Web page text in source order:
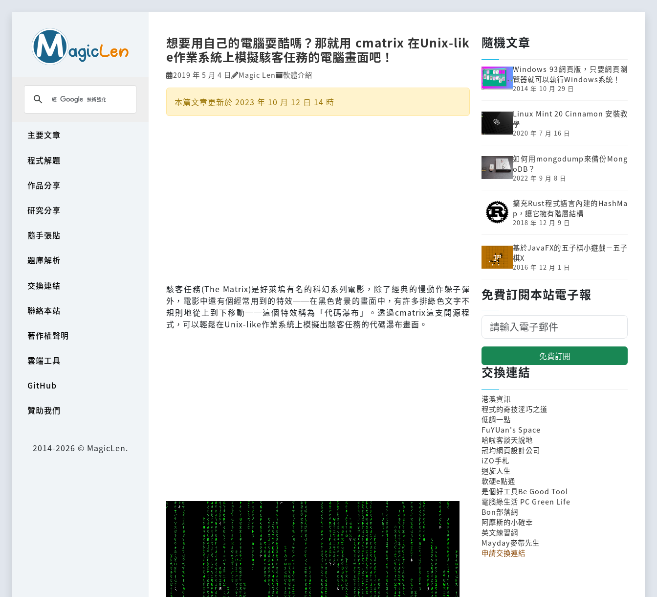
主要文章
程式解題
作品分享
研究分享
隨手張貼
題庫解析
交換連結
聯絡本站
著作權聲明
雲端工具
GitHub
贊助我們
2014-2026 © MagicLen.
想要用自己的電腦耍酷嗎？那就用 cmatrix 在Unix-lik
e作業系統上模擬駭客任務的電腦畫面吧！
2019 年 5 月 4 日 Magic Len 軟體介紹
本篇文章更新於 2023 年 10 月 12 日 14 時
駭客任務(The Matrix)是好萊塢有名的科幻系列電影，除了經典的慢動作躲子彈
外，電影中還有個經常用到的特效──在黑色背景的畫面中，有許多排綠色文字不
規則地從上到下移動──這個特效稱為「代碼瀑布」。透過cmatrix這支開源程
式，可以輕鬆在Unix-like作業系統上模擬出駭客任務的代碼瀑布畫面。
隨機文章
Windows 93網頁版，只要網頁瀏
覽器就可以執行Windows系統！
2014 年 10 月 29 日
Linux Mint 20 Cinnamon 安裝教
學
2020 年 7 月 16 日
如何用mongodump來備份Mong
oDB？
2022 年 9 月 8 日
擴充Rust程式語言內建的HashMa
p，讓它擁有階層結構
2018 年 12 月 9 日
基於JavaFX的五子棋小遊戲－五子
棋X
2016 年 12 月 1 日
免費訂閱本站電子報
免費訂閱
交換連結
港澳資訊
程式的奇技淫巧之道
低調一點
FuYUan's Space
哈啦客談天說地
冠均網頁設計公司
iZO手札
迴旋人生
軟硬e點通
是個好工具Be Good Tool
電腦綠生活 PC Green Life
Bon部落網
阿摩斯的小確幸
英文練習網
Mayday麥帶先生
申請交換連結